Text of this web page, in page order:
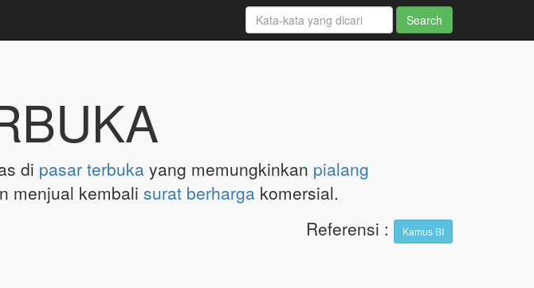
di pasar terbuka yang memungkinkan pialang
menjual kembali surat berharga komersial.
Referensi : Kamus BI